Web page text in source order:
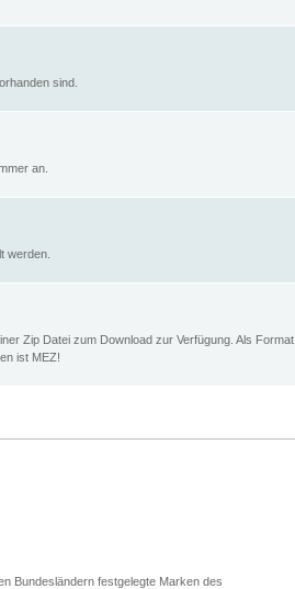
sind.
an.
werden.
Zip Datei zum Download zur Verfügung. Als Format
ist MEZ!
Bundesländern festgelegte Marken des